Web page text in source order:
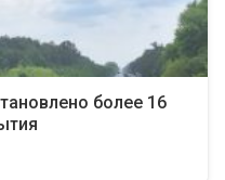
более 16